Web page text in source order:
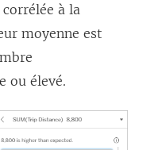
à la
moyenne est
ou élevé.